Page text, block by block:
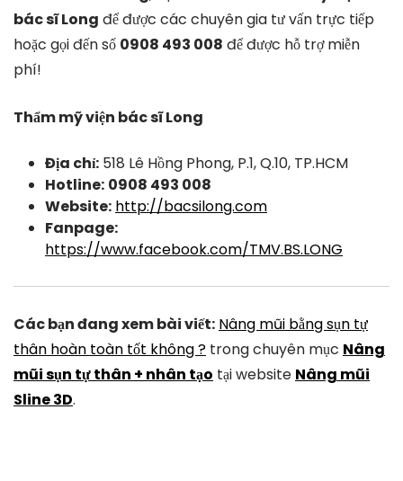
bác sĩ Long để được các chuyên gia tư vấn trực tiếp
hoặc gọi đến số 0908 493 008 để được hỗ trợ miễn
phí!
Thẩm mỹ viện bác sĩ Long
Địa chỉ: 518 Lê Hồng Phong, P.1, Q.10, TP.HCM
Hotline: 0908 493 008
Website: http://bacsilong.com
Fanpage:
https://www.facebook.com/TMV.BS.LONG
Các bạn đang xem bài viết: Nâng mũi bằng sụn tự
thân hoàn toàn tốt không ? trong chuyên mục Nâng
mũi sụn tự thân + nhân tạo tại website Nâng mũi
Sline 3D.